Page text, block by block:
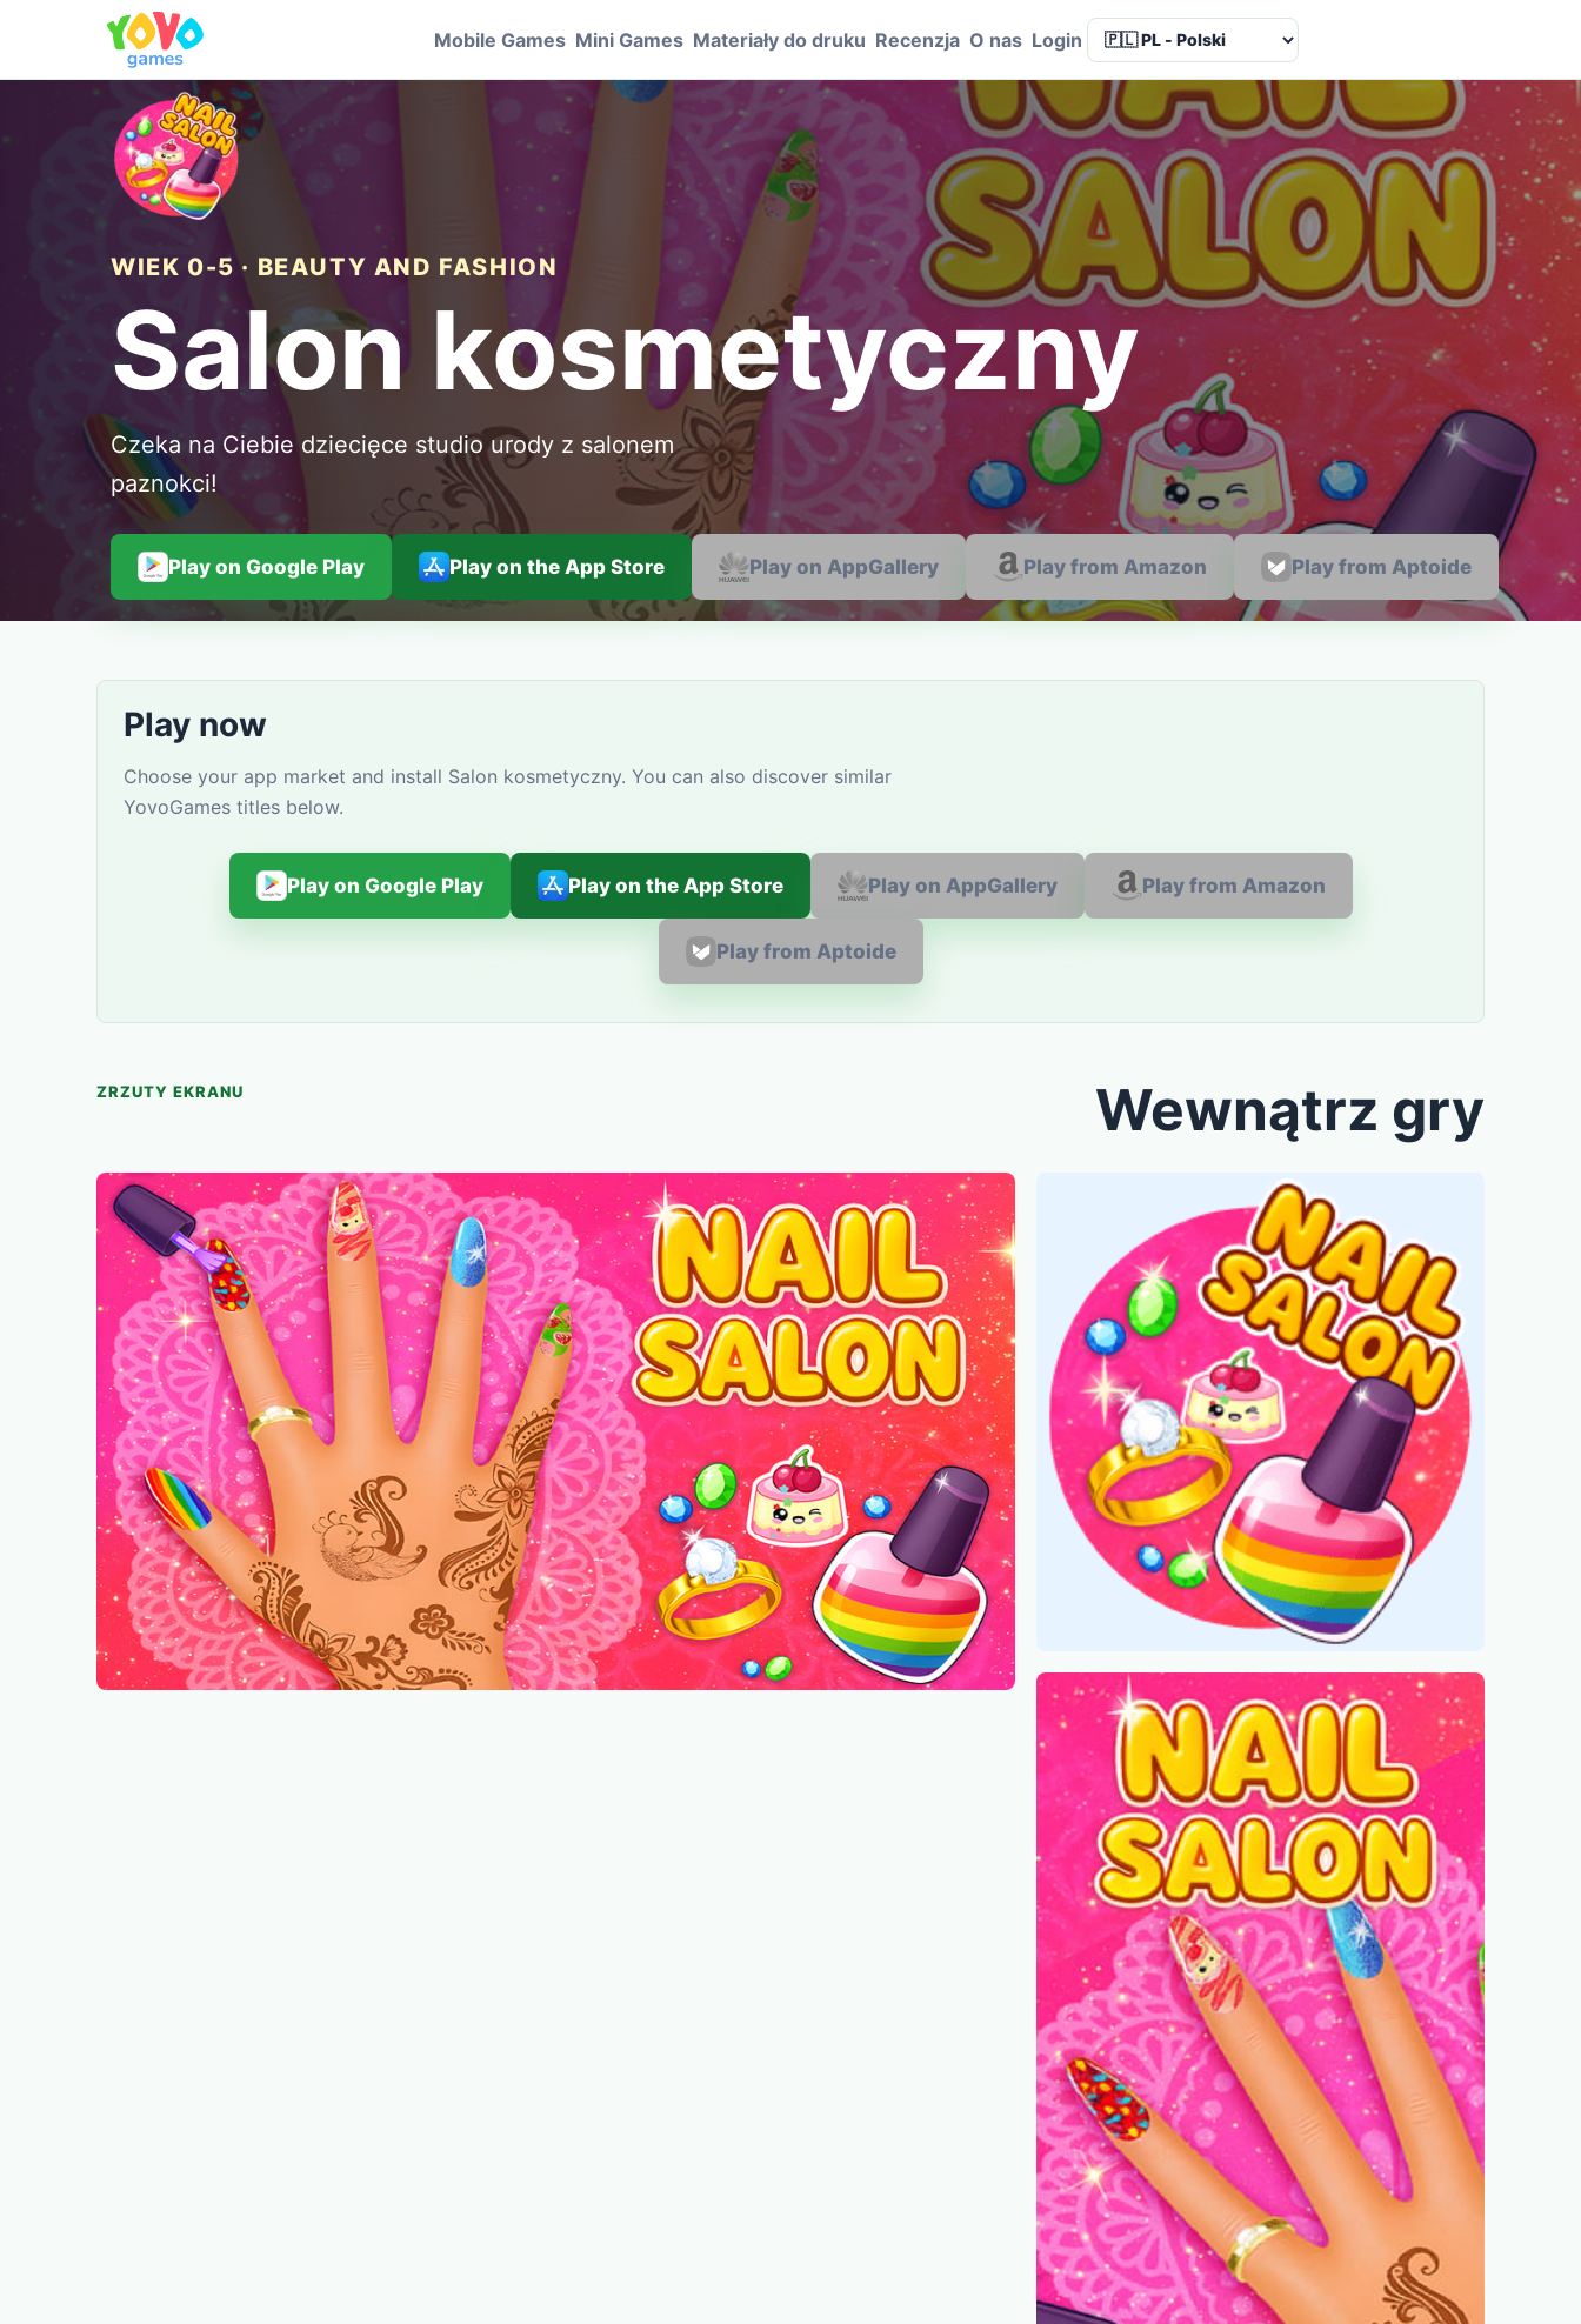
Mobile Games Mini Games Materiały do druku Recenzja O nas Login Language
WIEK 0-5 · BEAUTY AND FASHION
Salon kosmetyczny
Czeka na Ciebie dziecięce studio urody z salonem
paznokci!
Play on Google Play Play on the App Store Play on AppGallery Play from Amazon Play from Aptoide
Play now
Choose your app market and install Salon kosmetyczny. You can also discover similar
YovoGames titles below.
Play on Google Play Play on the App Store Play on AppGallery Play from Amazon
Play from Aptoide
ZRZUTY EKRANU Wewnątrz gry